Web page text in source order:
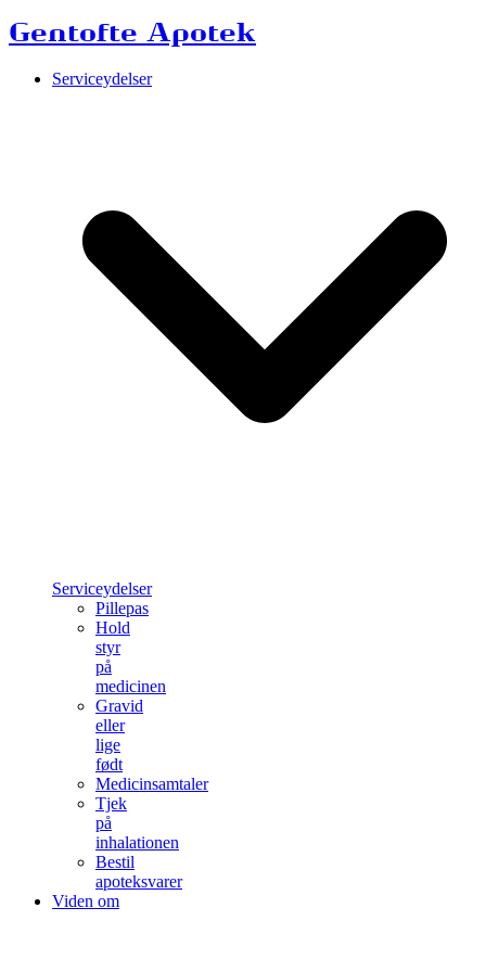
Gentofte Apotek
Serviceydelser
Serviceydelser
Pillepas
Hold
styr
på
medicinen
Gravid
eller
lige
født
Medicinsamtaler
Tjek
på
inhalationen
Bestil
apoteksvarer
Viden om